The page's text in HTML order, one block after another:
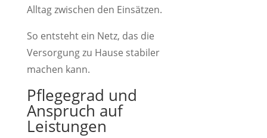
Alltag zwischen den Einsätzen.
So entsteht ein Netz, das die
Versorgung zu Hause stabiler
machen kann.
Pflegegrad und
Anspruch auf
Leistungen